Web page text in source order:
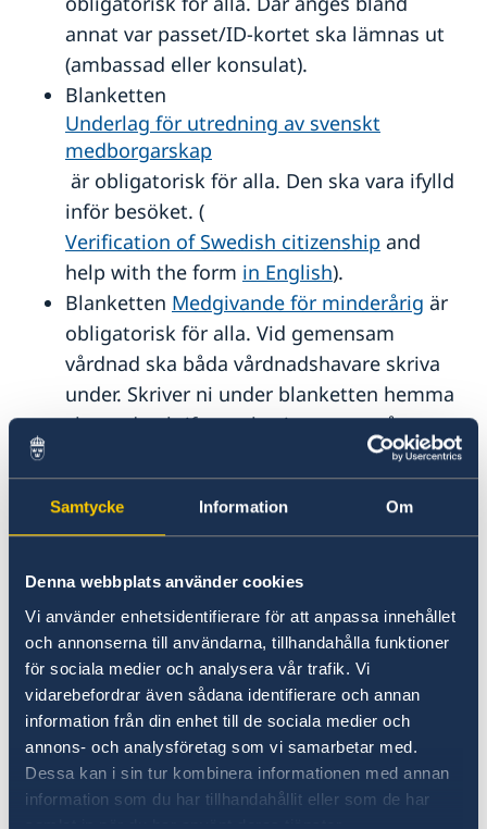
Samtycke Information Om
Denna webbplats använder cookies
Vi använder enhetsidentifierare för att anpassa innehållet
och annonserna till användarna, tillhandahålla funktioner
för sociala medier och analysera vår trafik. Vi
vidarebefordrar även sådana identifierare och annan
information från din enhet till de sociala medier och
annons- och analysföretag som vi samarbetar med.
Dessa kan i sin tur kombinera informationen med annan
information som du har tillhandahållit eller som de har
samlat in när du har använt deras tjänster.
Hälso- och sjukvård
Lokala lagar och sedvänjor
Kriminalitet och personlig säkerhet
Trafiksäkerhet
Resa i landet
annat var passet/ID-kortet ska lämnas ut
(ambassad eller konsulat).
Blanketten
Underlag för utredning av svenskt
medborgarskap
är obligatorisk för alla. Den ska vara ifylld
inför besöket. (
Verification of Swedish citizenship and
help with the form in English).
Blanketten Medgivande för minderårig är
obligatorisk för alla. Vid gemensam
vårdnad ska båda vårdnadshavare skriva
under. Skriver ni under blanketten hemma
ska underskrifterna bevittnas av två
myndiga personer. Skriver ni under
blanketten på ambassaden kan personalen
bevittna namnunderskrifterna. (English
version:Passport consent form - minors
andhelp withthe form in English
Boka tid onlineför ditt besök. Vi bokar
inte tider per telefon. När du bokat tid får
du en bekräftelse per mejl från
Migrationsverket (inte ambassaden).
Mejlet innehåller även en länk som
används vid en eventuell avbokning av
tiden.